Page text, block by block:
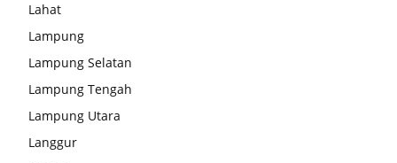
Lahat
Lampung
Lampung Selatan
Lampung Tengah
Lampung Utara
Langgur